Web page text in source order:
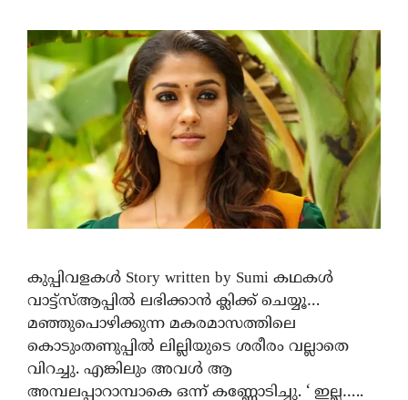
കുപ്പിവളകൾ Story written by Sumi കഥകൾ
വാട്ട്സ്ആപ്പിൽ ലഭിക്കാൻ ക്ലിക്ക് ചെയ്യൂ…
മഞ്ഞുപൊഴിക്കുന്ന മകരമാസത്തിലെ
കൊടുംതണുപ്പിൽ ലില്ലിയുടെ ശരീരം വല്ലാതെ
വിറച്ചു. എങ്കിലും അവൾ ആ
അമ്പലപ്പാറാമ്പാകെ ഒന്ന് കണ്ണോടിച്ചു. ‘ ഇല്ല…..